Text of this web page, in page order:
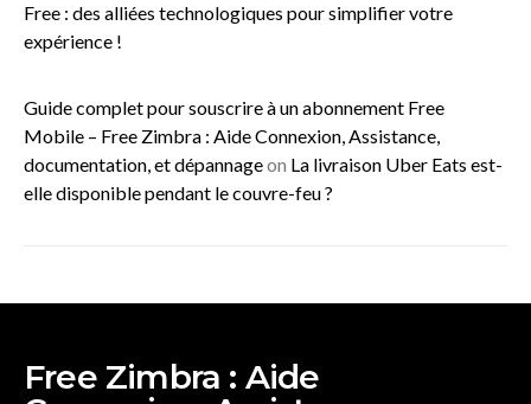
Free : des alliées technologiques pour simplifier votre
expérience !
Guide complet pour souscrire à un abonnement Free
Mobile – Free Zimbra : Aide Connexion, Assistance,
documentation, et dépannageon La livraison Uber Eats est-
elle disponible pendant le couvre-feu ?
Free Zimbra : Aide